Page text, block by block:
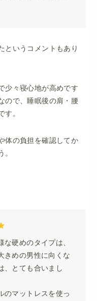
というコメントもあり
少々寝心地が高めです
ので、睡眠後の肩・腰
す。
体の負担を確認してか
。
硬めのタイプは、
きめの男性に向くな
、とても合いまし
のマットレスを使っ